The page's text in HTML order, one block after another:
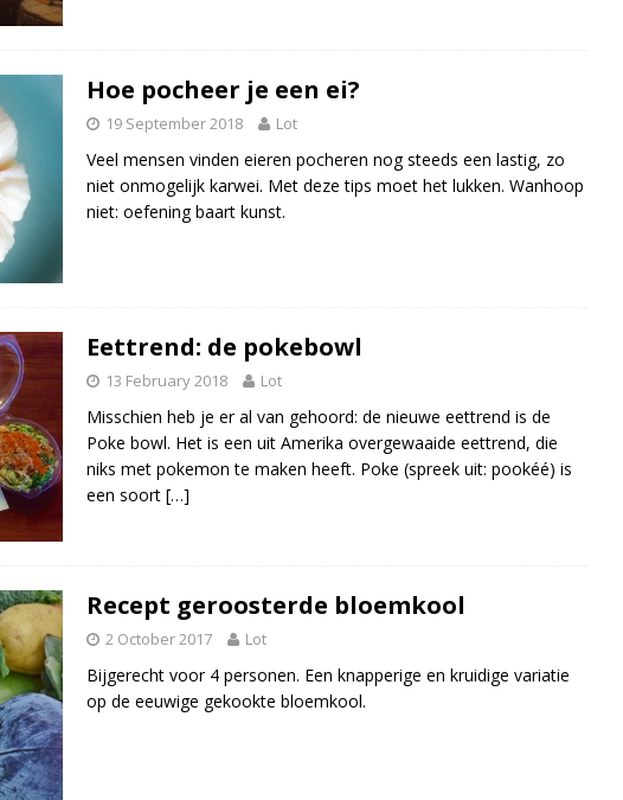
Hoe pocheer je een ei?
19 September 2018 Lot
Veel mensen vinden eieren pocheren nog steeds een lastig, zo
niet onmogelijk karwei. Met deze tips moet het lukken. Wanhoop
niet: oefening baart kunst.
Eettrend: de pokebowl
13 February 2018 Lot
Misschien heb je er al van gehoord: de nieuwe eettrend is de
Poke bowl. Het is een uit Amerika overgewaaide eettrend, die
niks met pokemon te maken heeft. Poke (spreek uit: pookéé) is
een soort […]
Recept geroosterde bloemkool
2 October 2017 Lot
Bijgerecht voor 4 personen. Een knapperige en kruidige variatie
op de eeuwige gekookte bloemkool.